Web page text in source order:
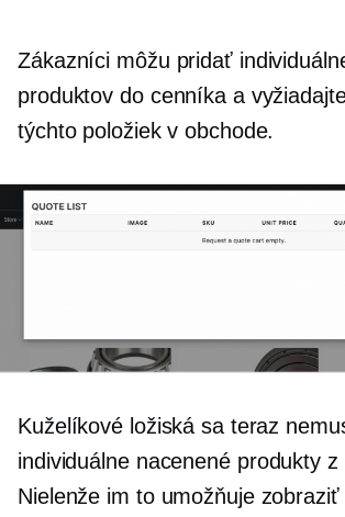
Zákazníci môžu pridať
produktov do cenníka a
týchto položiek v obchode.
Kuželíkové ložiská sa teraz
individuálne nacenenéprodukty z
Nielenže im to umožňuje zobraziť